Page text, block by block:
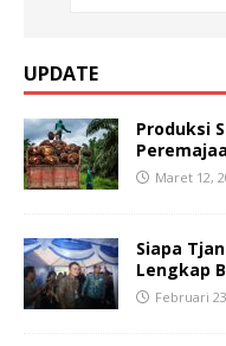
UPDATE
Produksi
Maret 12,
Siapa
Lengkap
Februari